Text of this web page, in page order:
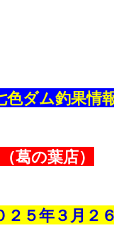
色ダム釣果情
（葛の葉店）
２５年３ 月２６